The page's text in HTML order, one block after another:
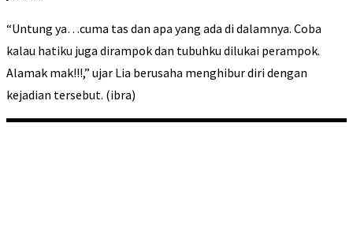
“Untung ya…cuma tas dan apa yang ada di dalamnya. Coba
kalau hatiku juga dirampok dan tubuhku dilukai perampok.
Alamak mak!!!,” ujar Lia berusaha menghibur diri dengan
kejadian tersebut. (ibra)